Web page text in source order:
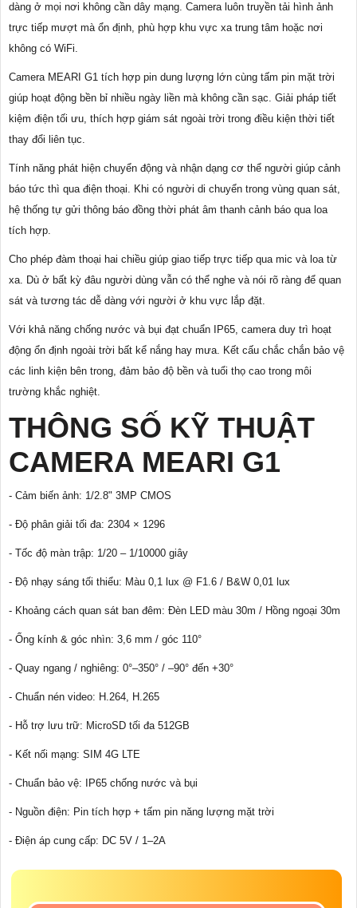
dàng ở mọi nơi không cần dây mạng. Camera luôn truyền tải hình ảnh
trực tiếp mượt mà ổn định, phù hợp khu vực xa trung tâm hoặc nơi
không có WiFi.
Camera MEARI G1 tích hợp pin dung lượng lớn cùng tấm pin mặt trời
giúp hoạt động bền bỉ nhiều ngày liền mà không cần sạc. Giải pháp tiết
kiệm điện tối ưu, thích hợp giám sát ngoài trời trong điều kiện thời tiết
thay đổi liên tục.
Tính năng phát hiện chuyển động và nhận dạng cơ thể người giúp cảnh
báo tức thì qua điện thoại. Khi có người di chuyển trong vùng quan sát,
hệ thống tự gửi thông báo đồng thời phát âm thanh cảnh báo qua loa
tích hợp.
Cho phép đàm thoại hai chiều giúp giao tiếp trực tiếp qua mic và loa từ
xa. Dù ở bất kỳ đâu người dùng vẫn có thể nghe và nói rõ ràng để quan
sát và tương tác dễ dàng với người ở khu vực lắp đặt.
Với khả năng chống nước và bụi đạt chuẩn IP65, camera duy trì hoạt
động ổn định ngoài trời bất kể nắng hay mưa. Kết cấu chắc chắn bảo vệ
các linh kiện bên trong, đảm bảo độ bền và tuổi thọ cao trong môi
trường khắc nghiệt.
THÔNG SỐ KỸ THUẬT
CAMERA MEARI G1
- Cảm biến ảnh: 1/2.8" 3MP CMOS
- Độ phân giải tối đa: 2304 × 1296
- Tốc độ màn trập: 1/20 – 1/10000 giây
- Độ nhạy sáng tối thiểu: Màu 0,1 lux @ F1.6 / B&W 0,01 lux
- Khoảng cách quan sát ban đêm: Đèn LED màu 30m / Hồng ngoại 30m
- Ống kính & góc nhìn: 3,6 mm / góc 110°
- Quay ngang / nghiêng: 0°–350° / –90° đến +30°
- Chuẩn nén video: H.264, H.265
- Hỗ trợ lưu trữ: MicroSD tối đa 512GB
- Kết nối mạng: SIM 4G LTE
- Chuẩn bảo vệ: IP65 chống nước và bụi
- Nguồn điện: Pin tích hợp + tấm pin năng lượng mặt trời
- Điện áp cung cấp: DC 5V / 1–2A